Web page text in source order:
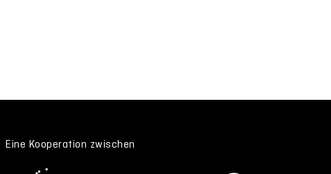
Eine Kooperation zwischen